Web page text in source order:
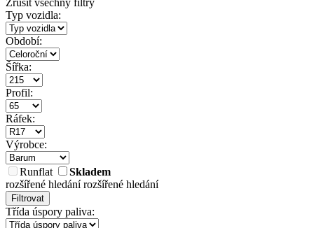
Zrušit všechny filtry
Typ vozidla:
Období:
Šířka:
Profil:
Ráfek:
Výrobce:
Runflat
Skladem
rozšířené hledánírozšířené hledání
Filtrovat
Třída úspory paliva: